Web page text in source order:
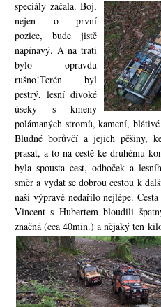
speciály začala. Boj,
nejen o první
pozice, bude jistě
napínavý. A na trati
bylo opravdu
rušno!Terén byl
pestrý, lesní divoké
úseky s kmeny
polámaných stromů, kamení,
Bludné borůvčí a jejich pěšiny,
prasat, a to na cestě ke druhému
byla spousta cest, odboček a
směr a vydat se dobrou cestou k
naší výpravě nedařilo nejlépe.
Vincent s Hubertem bloudili
značná (cca 40min.) a nějaký ten